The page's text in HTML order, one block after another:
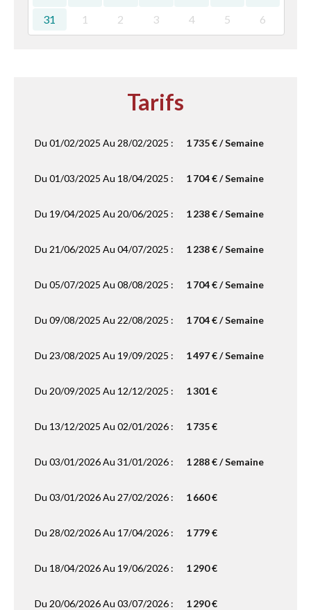
31
1 2 3 4 5 6
Tarifs
Du 01/02/2025 Au 28/02/2025 : 1 735 € / Semaine
Du 01/03/2025 Au 18/04/2025 : 1 704 € / Semaine
Du 19/04/2025 Au 20/06/2025 : 1 238 € / Semaine
Du 21/06/2025 Au 04/07/2025 : 1 238 € / Semaine
Du 05/07/2025 Au 08/08/2025 : 1 704 € / Semaine
Du 09/08/2025 Au 22/08/2025 : 1 704 € / Semaine
Du 23/08/2025 Au 19/09/2025 : 1 497 € / Semaine
Du 20/09/2025 Au 12/12/2025 : 1 301 €
Du 13/12/2025 Au 02/01/2026 : 1 735 €
Du 03/01/2026 Au 31/01/2026 : 1 288 € / Semaine
Du 03/01/2026 Au 27/02/2026 : 1 660 €
Du 28/02/2026 Au 17/04/2026 : 1 779 €
Du 18/04/2026 Au 19/06/2026 : 1 290 €
Du 20/06/2026 Au 03/07/2026 : 1 290 €